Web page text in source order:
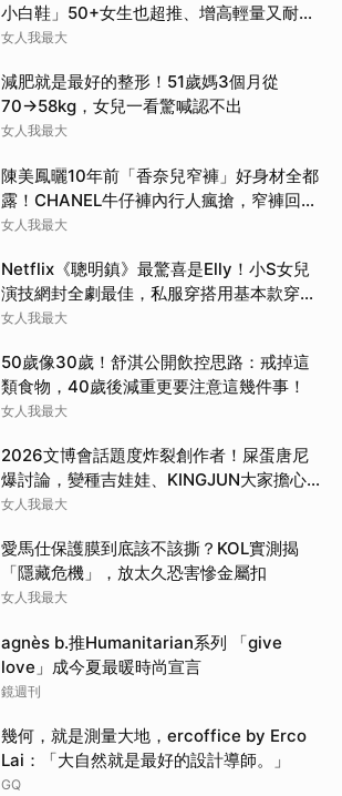
小白鞋」50+女生也超推、增高輕量又耐
走！
女人我最大
減肥就是最好的整形！51歲媽3個月從
70→58kg，女兒一看驚喊認不出
女人我最大
陳美鳳曬10年前「香奈兒窄褲」好身材全都
露！CHANEL牛仔褲內行人瘋搶，窄褲回歸
必看這幾條
女人我最大
Netflix《聰明鎮》最驚喜是Elly！小S女兒
演技網封全劇最佳，私服穿搭用基本款穿出
高級感
女人我最大
50歲像30歲！舒淇公開飲控思路：戒掉這
類食物，40歲後減重更要注意這幾件事！
女人我最大
2026文博會話題度炸裂創作者！屎蛋唐尼
爆討論，變種吉娃娃、KINGJUN大家擔心買
不到
女人我最大
愛馬仕保護膜到底該不該撕？KOL實測揭
「隱藏危機」，放太久恐害慘金屬扣
女人我最大
agnès b.推Humanitarian系列 「give
love」成今夏最暖時尚宣言
鏡週刊
幾何，就是測量大地，ercoffice by Erco
Lai：「大自然就是最好的設計導師。」
GQ